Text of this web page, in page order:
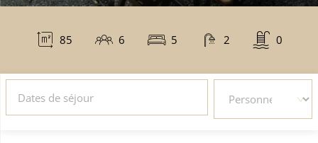
85
mètres
carré
6
personnes
5
lits 2
salles
de
0
piscine
*